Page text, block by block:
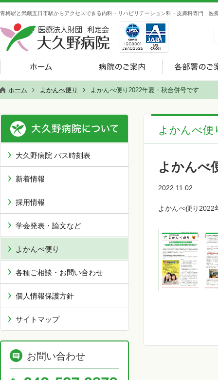
青梅駅と武蔵五日市駅からアクセスできる内科・リハビリテーション科・皮膚科専門 医
ホーム よかんべ便り よかんべ便り2022年夏・秋合併号です
よかんべ便
よかんべ
2022.11.02
よかんべ便り2022
大久野病院 バス時刻表
新着情報
採用情報
学会発表・論文など
よかんべ便り
各種ご相談・お問い合わせ
個人情報保護方針
サイトマップ
お問い合わせ